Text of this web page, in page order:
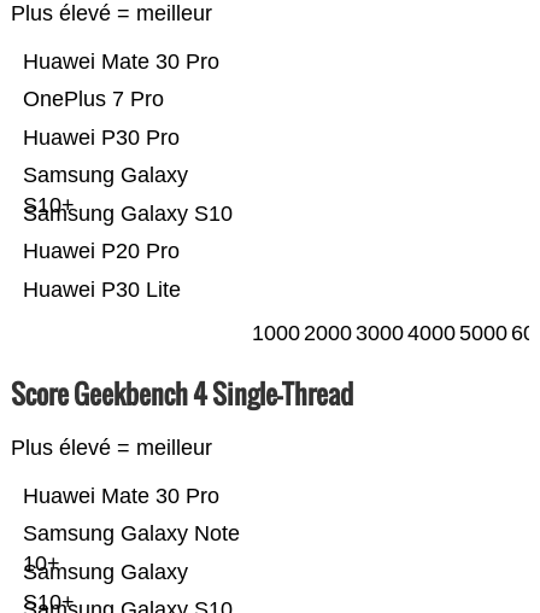
Plus élevé = meilleur
Huawei P30 Lite
Huawei P20 Pro
Samsung Galaxy S10
Samsung Galaxy
S10+
Huawei P30 Pro
OnePlus 7 Pro
Huawei Mate 30 Pro
10002000300040005000
Score Geekbench 4 Single-Thread
Plus élevé = meilleur
Samsung Galaxy
S10+
Samsung Galaxy Note
10+
Huawei Mate 30 Pro